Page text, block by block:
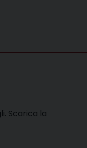
Scarica la